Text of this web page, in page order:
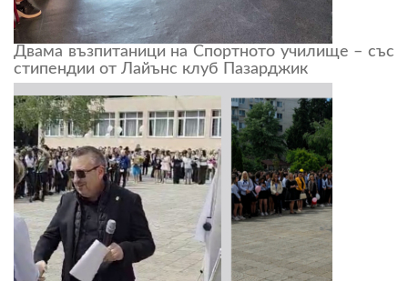
Двама възпитаници на Спортното училище – със
стипендии от Лайънс клуб Пазарджик